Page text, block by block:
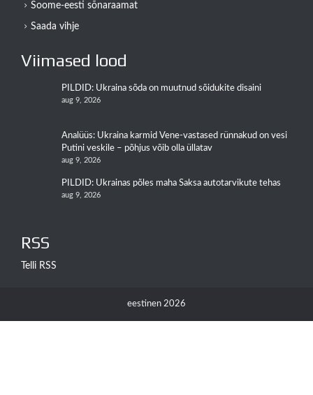
Soome-eesti sõnaraamat
Saada vihje
Viimased lood
PILDID: Ukraina sõda on muutnud sõidukite disaini
aug 9, 2026
Analüüs: Ukraina karmid Vene-vastased rünnakud on vesi
Putini veskile – põhjus võib olla üllatav
aug 9, 2026
PILDID: Ukrainas põles maha Saksa autotarvikute tehas
aug 9, 2026
RSS
Telli RSS
eestinen 2026